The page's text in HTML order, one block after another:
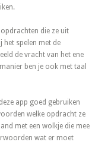
die ze uit
het spelen met de
de vracht van het ene
ben je ook met taal
app goed gebruiken
welke opdracht ze
met een wolkje die mee
wat er moet